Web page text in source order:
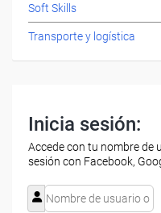
Soft Skills
Transporte y logística
Inicia sesión:
Accede con tu nombre de
sesión con Facebook,